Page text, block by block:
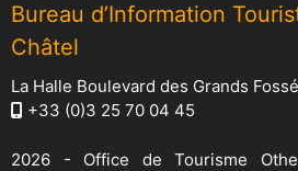
Bureau d’Information
Châtel
La Halle Boulevard des Grands
+33 (0)3 25 70 04 45
2026 - Office de Tourisme